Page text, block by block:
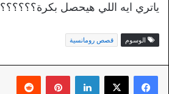
ياتري ايه اللي هيحصل بكرة؟؟؟؟؟؟
الوسوم قصص رومانسية
لينكدإن بينتيريست